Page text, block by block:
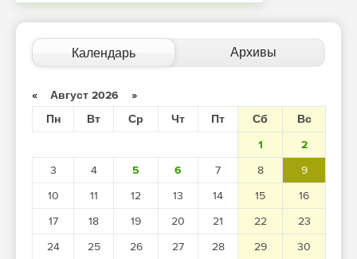
Календарь Архивы
« Август 2026 »
Пн
Вт Ср Чт Пт Сб
Вс
1
2
3
4 5 6 7 8
9
10
11 12 13 14 15
16
17
18 19 20 21 22
23
24
25 26 27 28 29
30